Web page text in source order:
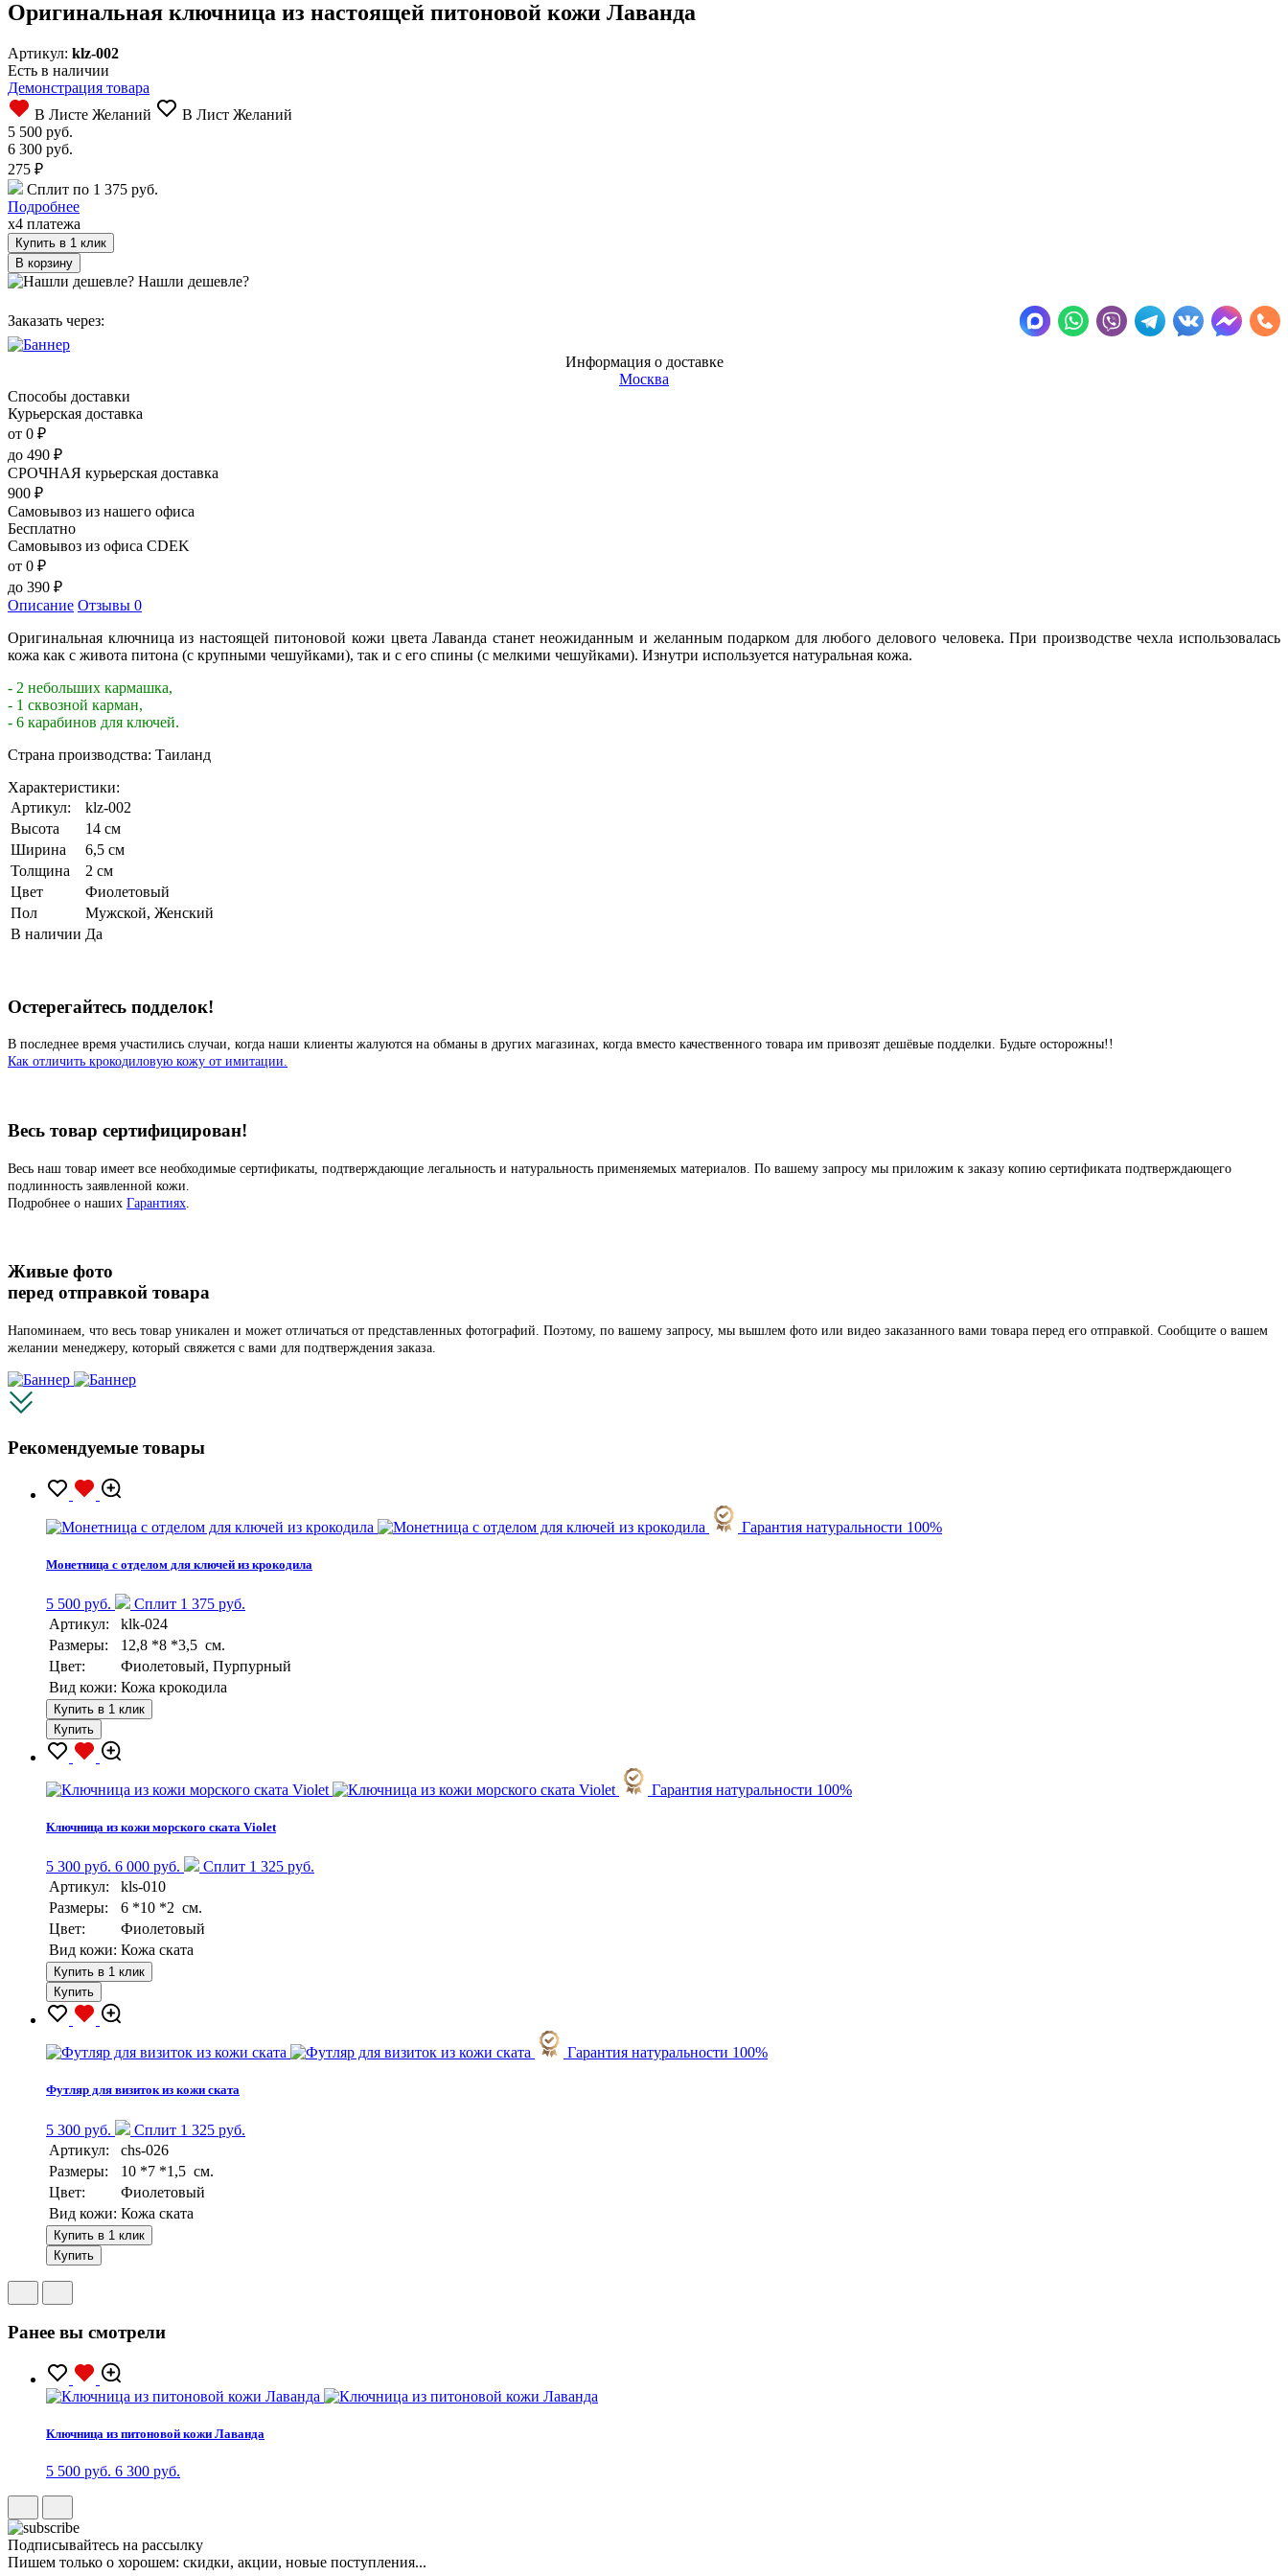
Оригинальная ключница из настоящей питоновой кожи Лаванда
Артикул: klz-002
Есть в наличии
Демонстрация товара
В Листе Желаний
В Лист Желаний
5 500 руб.
6 300 руб.
275 ₽
Сплит по 1 375 руб.
Подробнее
x4 платежа
Купить в 1 клик
Нашли дешевле?
Заказать через:
Информация о доставке
Москва
Способы доставки
Курьерская доставка
от 0 ₽
до 490 ₽
СРОЧНАЯ курьерская доставка
900 ₽
Самовывоз из нашего офиса
Бесплатно
Самовывоз из офиса CDEK
от 0 ₽
до 390 ₽
Описание Отзывы 0
Оригинальная ключница из настоящей питоновой кожи цвета Лаванда станет неожиданным и желанным подарком для любого делового человека. При производстве чехла использовалась
кожа как с живота питона (с крупными чешуйками), так и с его спины (с мелкими чешуйками). Изнутри используется натуральная кожа.
- 2 небольших кармашка,
- 1 сквозной карман,
- 6 карабинов для ключей.
Страна производства: Таиланд
Характеристики:
Артикул:
klz-002
Высота
14 см
Ширина
6,5 см
Толщина
2 см
Цвет
Фиолетовый
Пол
Мужской, Женский
В наличии Да
Остерегайтесь подделок!
В последнее время участились случаи, когда наши клиенты жалуются на обманы в других магазинах, когда вместо качественного товара им привозят дешёвые подделки. Будьте осторожны!!
Как отличить крокодиловую кожу от имитации.
Весь товар сертифицирован!
Весь наш товар имеет все необходимые сертификаты, подтверждающие легальность и натуральность применяемых материалов. По вашему запросу мы приложим к заказу копию сертификата подтверждающего
подлинность заявленной кожи.
Подробнее о наших Гарантиях
Живые фото
перед отправкой товара
Напоминаем, что весь товар уникален и может отличаться от представленных фотографий. Поэтому, по вашему запросу, мы вышлем фото или видео заказанного вами товара перед его отправкой. Сообщите о вашем
желании менеджеру, который свяжется с вами для подтверждения заказа.
Рекомендуемые товары
Гарантия натуральности 100%
Монетница с отделом для ключей из крокодила
5 500 руб.
Сплит 1 375 руб.
Артикул:
klk-024
Размеры:
12,8 *8 *3,5 см.
Цвет:
Фиолетовый, Пурпурный
Вид кожи: Кожа крокодила
Купить в 1 клик
Купить
Гарантия натуральности 100%
Ключница из кожи морского ската Violet
5 300 руб. 6 000 руб.
Сплит 1 325 руб.
Артикул:
kls-010
Размеры:
6 *10 *2 см.
Цвет:
Фиолетовый
Вид кожи: Кожа ската
Купить в 1 клик
Купить
Гарантия натуральности 100%
Футляр для визиток из кожи ската
5 300 руб.
Сплит 1 325 руб.
Артикул:
chs-026
Размеры:
10 *7 *1,5 см.
Цвет:
Фиолетовый
Вид кожи: Кожа ската
Купить в 1 клик
Купить
Ранее вы смотрели
Ключница из питоновой кожи Лаванда
5 500 руб. 6 300 руб.
Подписывайтесь на рассылку
Пишем только о хорошем: скидки, акции, новые поступления...